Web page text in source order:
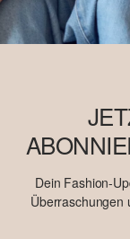
Dein Fashion-
Überraschungen